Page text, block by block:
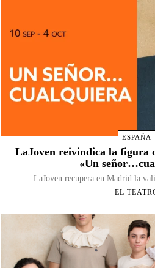
ESPAÑA
LaJoven reivindica la figura
«Un
LaJoven recupera en Madrid la
EL